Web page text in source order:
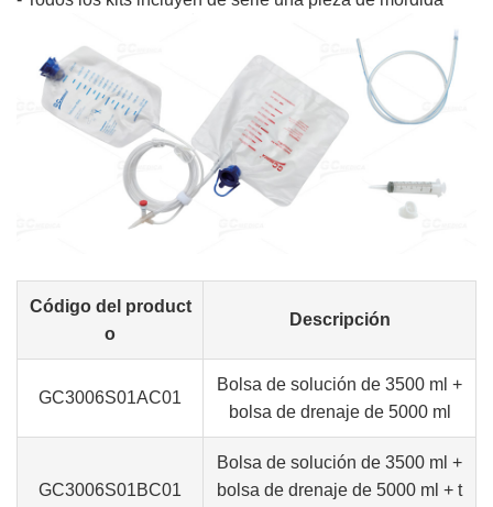
Código del product
o
Descripción
GC3006S01AC01
Bolsa de solución de 3500 ml +
bolsa de drenaje de 5000 ml
GC3006S01BC01
Bolsa de solución de 3500 ml +
bolsa de drenaje de 5000 ml + t